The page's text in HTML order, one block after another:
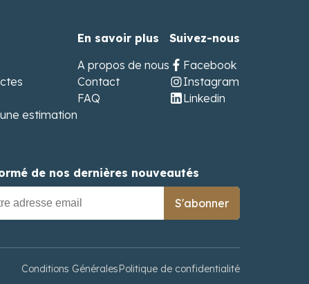
estimation
En savoir plus
A propos de nous
Contact
FAQ
Suivez-nous
Facebook
Instagram
Linkedin
de nos dernières nouveautés
S'abonner
Conditions GénéralesPolitique de confidentialité